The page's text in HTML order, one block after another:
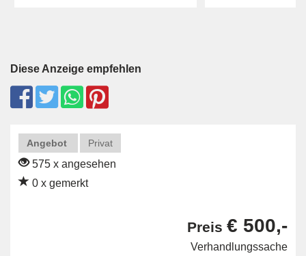
Diese Anzeige empfehlen
Angebot Privat
575 x angesehen
0 x gemerkt
Preis € 500,-
Verhandlungssache